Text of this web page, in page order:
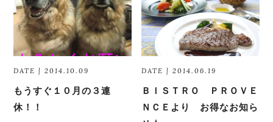
DATE | 2014.10.09
もうすぐ１０月の３連
休！！
DATE | 2014.06.19
ＢＩＳＴＲＯ ＰＲＯＶＥ
ＮＣＥより お得なお知ら